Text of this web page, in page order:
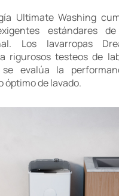
Ultimate Washing
estándares
Los lavarropas
rigurosos testeos de
evalúa la
óptimo de lavado.